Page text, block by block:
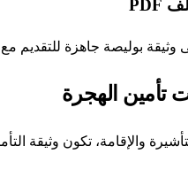
بوليصة جاهزة للتقديم مع
الهجرة
تكون وثيقة التأمين